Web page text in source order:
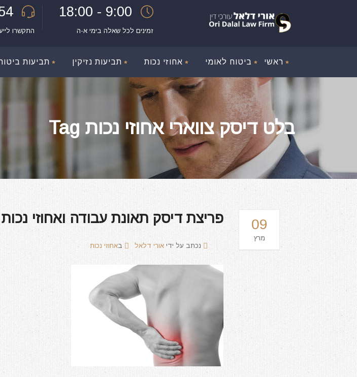
התקשרו
9:00 - 18:00
זמינים לכל שאלה בימי א-ה
ראשי ביטוח לאומי אחוזי נכות תביעות נזיקין תביעות
בלט דיסק צווארי אחוזי נכות Tag
09
מרץ
פריצת דיסק תאונת עבודה ואחוזי נכות
נכתב על ידי אורי דלאל באחוזי נכות